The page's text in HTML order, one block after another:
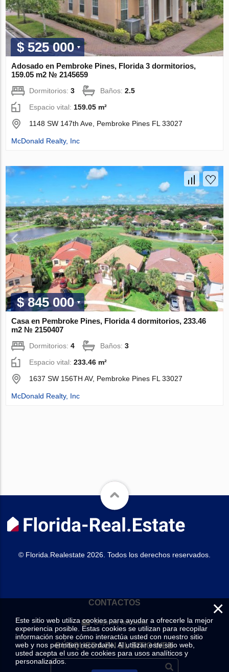
$ 525 000
Adosado en Pembroke Pines, Florida 3 dormitorios,
159.05 m2 № 2145659
Dormitorios:3 Baños:2.5
Espacio vital:159.05 m²
1148 SW 147th Ave, Pembroke Pines FL 33027
McDonald Realty, Inc
$ 845 000
Casa en Pembroke Pines, Florida 4 dormitorios, 233.46
m2 № 2150407
Dormitorios:4 Baños:3
Espacio vital:233.46 m²
1637 SW 156TH AV, Pembroke Pines FL 33027
McDonald Realty, Inc
© Florida.Realestate 2026. Todos los derechos reservados.
CONTACTOS
Deje su consulta
BÚSQUEDA EN EL SITIO WEB
×
Este sitio web utiliza cookies para ayudar a ofrecerle la mejor
experiencia posible. Estas cookies se utilizan para recopilar
información sobre cómo interactúa usted con nuestro sitio
web y nos permiten recordarle. Al utilizar este sitio web,
usted acepta el uso de cookies para usos analíticos y
personalizados.